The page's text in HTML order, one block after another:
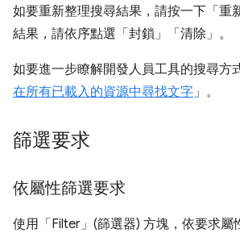
如要重新整理搜尋結果，請按一下「重
結果，請依序點選「封鎖」
「清除」。
如要進一步瞭解開發人員工具的搜尋方
在所有已載入的資源中尋找文字 」。
篩選要求
依屬性篩選要求
使用「Filter」(篩選器) 方塊，依要求屬